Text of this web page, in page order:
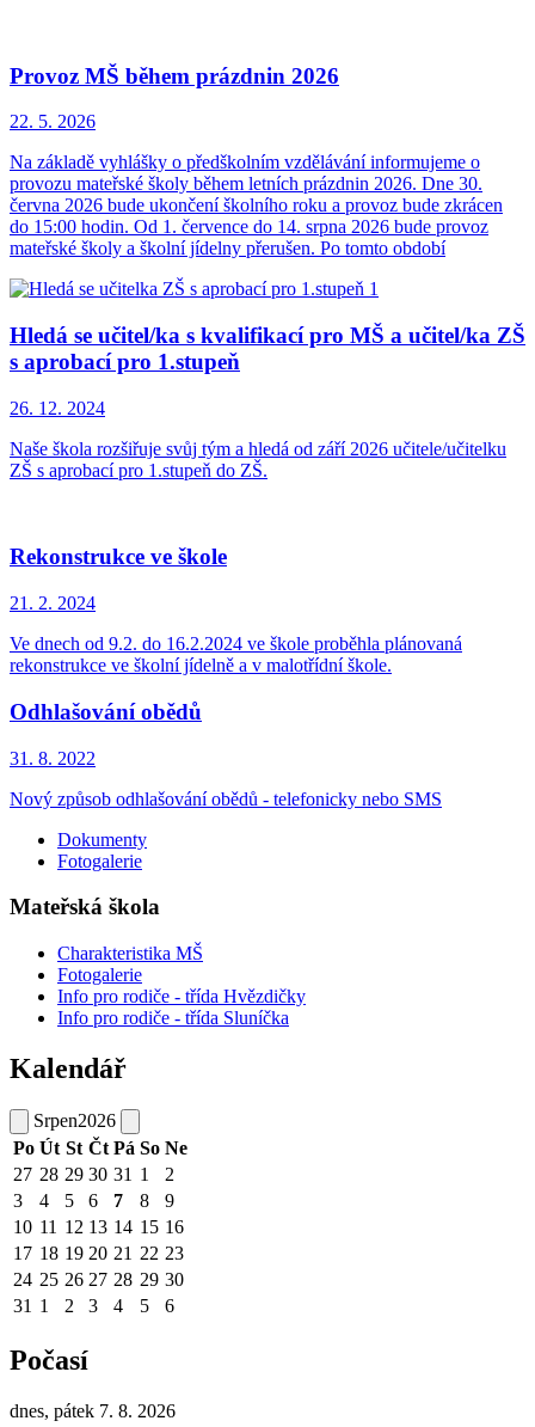
Provoz MŠ během prázdnin 2026
22. 5. 2026
Na základě vyhlášky o předškolním vzdělávání informujeme o
provozu mateřské školy během letních prázdnin 2026. Dne 30.
června 2026 bude ukončení školního roku a provoz bude zkrácen
do 15:00 hodin. Od 1. července do 14. srpna 2026 bude provoz
mateřské školy a školní jídelny přerušen. Po tomto období
Hledá se učitel/ka s kvalifikací pro MŠ a učitel/ka ZŠ
s aprobací pro 1.stupeň
26. 12. 2024
Naše škola rozšiřuje svůj tým a hledá od září 2026 učitele/učitelku
ZŠ s aprobací pro 1.stupeň do ZŠ.
Rekonstrukce ve škole
21. 2. 2024
Ve dnech od 9.2. do 16.2.2024 ve škole proběhla plánovaná
rekonstrukce ve školní jídelně a v malotřídní škole.
Odhlašování obědů
31. 8. 2022
Nový způsob odhlašování obědů - telefonicky nebo SMS
Dokumenty
Fotogalerie
Mateřská škola
Charakteristika MŠ
Fotogalerie
Info pro rodiče - třída Hvězdičky
Info pro rodiče - třída Sluníčka
Kalendář
Srpen2026
Po Út St Čt Pá So Ne
27 28 29 30 31 1
2
3
4 5 6 7 8
9
10 11 12 13 14 15 16
17 18 19 20 21 22 23
24 25 26 27 28 29 30
31 1 2 3 4 5 6
Počasí
dnes, pátek 7. 8. 2026